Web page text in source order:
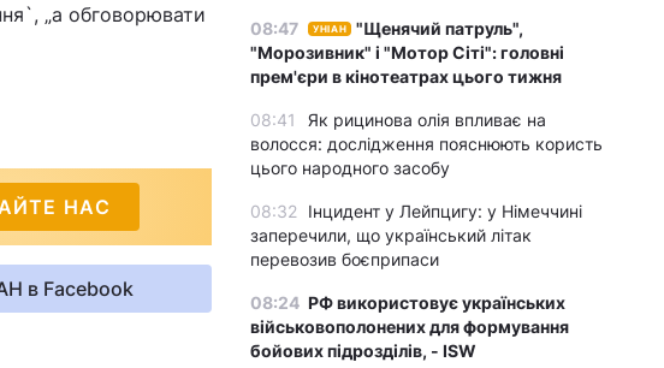
„а обговорювати
НАС
в Facebook
08:47 УНІАН
"Щенячий патруль",
"Морозивник" і "Мотор Сіті": головні
прем'єри в кінотеатрах цього тижня
08:41
Як рицинова олія впливає на
волосся: дослідження пояснюють користь
цього народного засобу
08:32
Інцидент у Лейпцигу: у Німеччині
заперечили, що український літак
перевозив боєприпаси
08:24 РФ використовує українських
військовополонених для формування
бойових підрозділів, - ISW